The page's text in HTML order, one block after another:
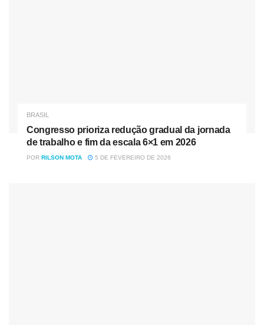
BRASIL
Congresso prioriza redução gradual da jornada
de trabalho e fim da escala 6×1 em 2026
POR RILSON MOTA 5 DE FEVEREIRO DE 2026